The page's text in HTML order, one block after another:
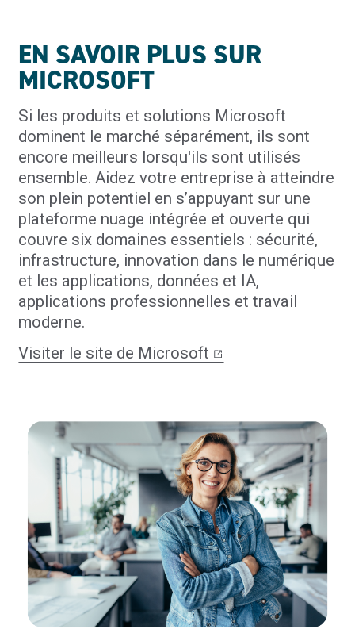
EN SAVOIR PLUS SUR
MICROSOFT
Si les produits et solutions Microsoft
dominent le marché séparément, ils sont
encore meilleurs lorsqu'ils sont utilisés
ensemble. Aidez votre entreprise à atteindre
son plein potentiel en s’appuyant sur une
plateforme nuage intégrée et ouverte qui
couvre six domaines essentiels : sécurité,
infrastructure, innovation dans le numérique
et les applications, données et IA,
applications professionnelles et travail
moderne.
Visiter le site de Microsoft